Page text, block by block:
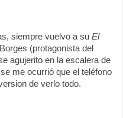
siempre vuelvo a su El
(protagonista del
agujerito en la escalera de
me ocurrió que el teléfono
de verlo todo.